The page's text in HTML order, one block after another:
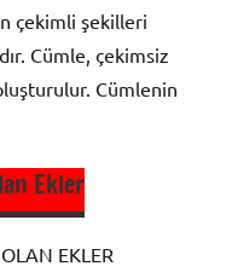
çekimli şekilleri
Cümle, çekimsiz
Cümlenin
Ekler
EKLER